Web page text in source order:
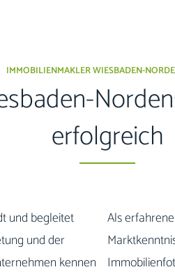
IMMOBILIENMAKLER WIESBADEN-
erfolgreich
und begleitet
und der
kennen
Als